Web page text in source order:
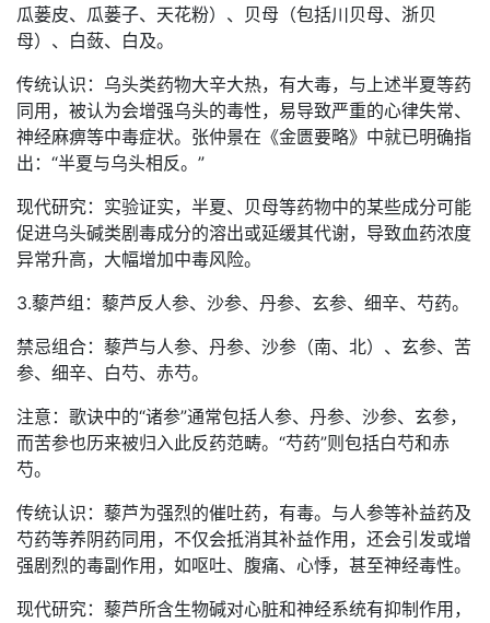
瓜蒌皮、瓜蒌子、天花粉）、贝母（包括川贝母、浙贝
母）、白蔹、白及。
传统认识：乌头类药物大辛大热，有大毒，与上述半夏等药
同用，被认为会增强乌头的毒性，易导致严重的心律失常、
神经麻痹等中毒症状。张仲景在《金匮要略》中就已明确指
出：“半夏与乌头相反。”
现代研究：实验证实，半夏、贝母等药物中的某些成分可能
促进乌头碱类剧毒成分的溶出或延缓其代谢，导致血药浓度
异常升高，大幅增加中毒风险。
3.藜芦组：藜芦反人参、沙参、丹参、玄参、细辛、芍药。
禁忌组合：藜芦与人参、丹参、沙参（南、北）、玄参、苦
参、细辛、白芍、赤芍。
注意：歌诀中的“诸参”通常包括人参、丹参、沙参、玄参，
而苦参也历来被归入此反药范畴。“芍药”则包括白芍和赤
芍。
传统认识：藜芦为强烈的催吐药，有毒。与人参等补益药及
芍药等养阴药同用，不仅会抵消其补益作用，还会引发或增
强剧烈的毒副作用，如呕吐、腹痛、心悸，甚至神经毒性。
现代研究：藜芦所含生物碱对心脏和神经系统有抑制作用，